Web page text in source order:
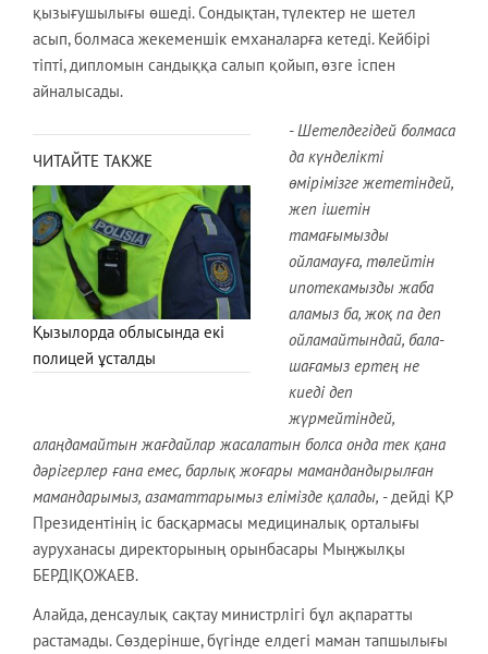
қызығушылығы өшеді. Сондықтан, түлектер не шетел
асып, болмаса жекеменшік емханаларға кетеді. Кейбірі
тіпті, дипломын сандыққа салып қойып, өзге іспен
айналысады.
ЧИТАЙТЕ ТАКЖЕ
Қызылорда облысында екі
полицей ұсталды
- Шетелдегідей болмаса
да күнделікті
өмірімізге жететіндей,
жеп ішетін
тамағымызды
ойламауға, төлейтін
ипотекамызды жаба
аламыз ба, жоқ па деп
ойламайтындай, бала-
шағамыз ертең не
киеді деп
жүрмейтіндей,
алаңдамайтын жағдайлар жасалатын болса онда тек қана
дәрігерлер ғана емес, барлық жоғары мамандандырылған
мамандарымыз, азаматтарымыз елімізде қалады, - дейді ҚР
Президентінің іс басқармасы медициналық орталығы
ауруханасы директорының орынбасары Мыңжылқы
БЕРДІҚОЖАЕВ.
Алайда, денсаулық сақтау министрлігі бұл ақпаратты
растамады. Сөздерінше, бүгінде елдегі маман тапшылығы